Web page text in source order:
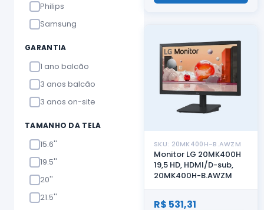
Philips
Samsung
GARANTIA
1 ano balcão
3 anos balcão
3 anos on-site
TAMANHO DA TELA
15.6''
19.5''
20''
21.5''
SKU: 20MK400H-B.AWZM
Monitor LG 20MK400H
19,5 HD, HDMI/D-sub,
20MK400H-B.AWZM
R$ 531,31